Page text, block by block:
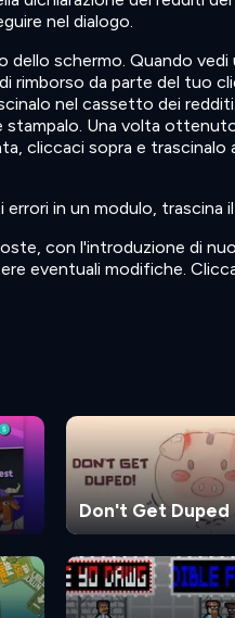
nel dialogo.
schermo. Quando
da parte del tuo
nel cassetto dei
Una volta
cliccaci sopra e
in un modulo,
con l'introduzione di
eventuali modifiche.
Don't Get Duped